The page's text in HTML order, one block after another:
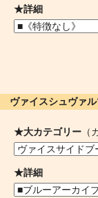
★詳細
ヴァイスシュヴァ
★大カテゴリー （
★詳細